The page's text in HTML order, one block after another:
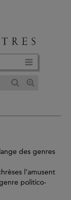
des genres
l’amusent
politico-